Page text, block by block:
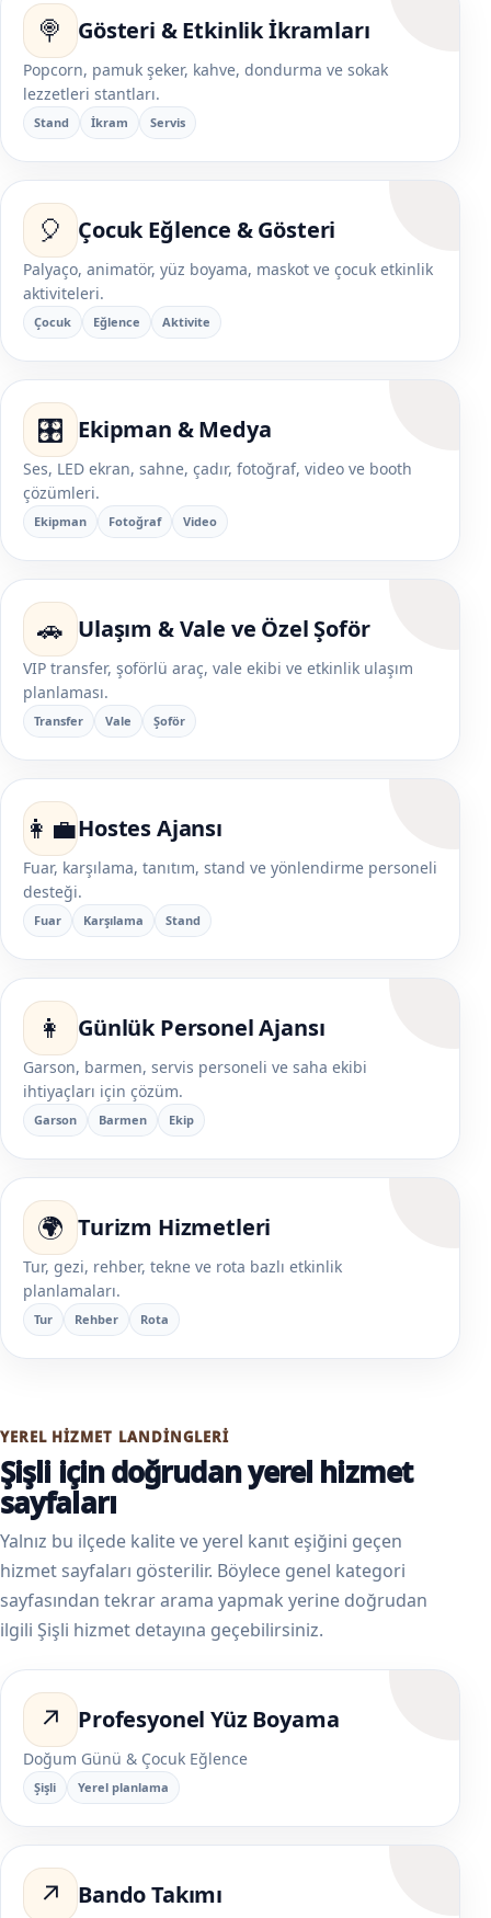
🍭 Gösteri & Etkinlik İkramları
Popcorn, pamuk şeker, kahve, dondurma ve sokak
lezzetleri stantları.
Stand İkram Servis
🎈 Çocuk Eğlence & Gösteri
Palyaço, animatör, yüz boyama, maskot ve çocuk etkinlik
aktiviteleri.
Çocuk Eğlence Aktivite
🎛️ Ekipman & Medya
Ses, LED ekran, sahne, çadır, fotoğraf, video ve booth
çözümleri.
Ekipman Fotoğraf Video
🚗 Ulaşım & Vale ve Özel Şoför
VIP transfer, şoförlü araç, vale ekibi ve etkinlik ulaşım
planlaması.
Transfer Vale Şoför
👩‍💼Hostes Ajansı
Fuar, karşılama, tanıtım, stand ve yönlendirme personeli
desteği.
Fuar Karşılama Stand
👩 Günlük Personel Ajansı
Garson, barmen, servis personeli ve saha ekibi
ihtiyaçları için çözüm.
Garson Barmen Ekip
🌍 Turizm Hizmetleri
Tur, gezi, rehber, tekne ve rota bazlı etkinlik
planlamaları.
Tur Rehber Rota
YEREL HIZMET LANDINGLERI
Şişli için doğrudan yerel hizmet
sayfaları
Yalnız bu ilçede kalite ve yerel kanıt eşiğini geçen
hizmet sayfaları gösterilir. Böylece genel kategori
sayfasından tekrar arama yapmak yerine doğrudan
ilgili Şişli hizmet detayına geçebilirsiniz.
↗ Profesyonel Yüz Boyama
Doğum Günü & Çocuk Eğlence
Şişli Yerel planlama
↗ Bando Takımı